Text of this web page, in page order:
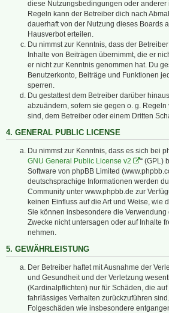
diese Nutzungsbedingungen oder anderer
Regeln kann der Betreiber dich nach
dauerhaft von der Nutzung dieses Boards
Hausverbot erteilen.
Du nimmst zur Kenntnis, dass der
Inhalte von Beiträgen übernimmt, die er
er nicht zur Kenntnis genommen hat. Du
Benutzerkonto, Beiträge und Funktionen
sperren.
Du gestattest dem Betreiber darüber
abzuändern, sofern sie gegen o. g.
sind, dem Betreiber oder einem Dritten
4. GENERAL PUBLIC LICENSE
Du nimmst zur Kenntnis, dass es sich bei
GNU General Public License v2
“ (GPL)
Software von phpBB Limited
deutschsprachige Informationen werden
Community unter www.phpbb.de zur
keinen Einfluss auf die Art und Weise, wie
Sie können insbesondere die Verwendung
Zwecke nicht untersagen oder auf Inhalte
nehmen.
5. GEWÄHRLEISTUNG
Der Betreiber haftet mit Ausnahme der
und Gesundheit und der Verletzung
(Kardinalpflichten) nur für Schäden, die
fahrlässiges Verhalten zurückzuführen
Folgeschäden wie insbesondere